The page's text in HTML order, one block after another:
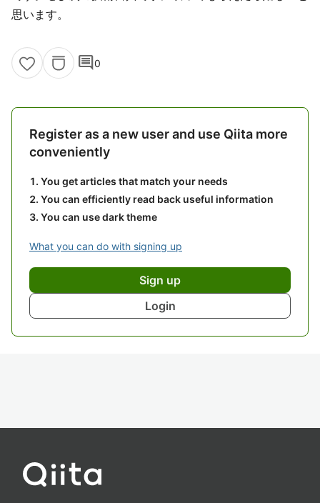
思います。
comment0
Register as a new user and use Qiita more
conveniently
You get articles that match your needs
You can efficiently read back useful information
You can use dark theme
What you can do with signing up
Sign up
Login